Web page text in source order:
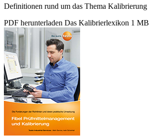
Definitionen rund um das Thema Kalibrierung
PDF herunterladen Das Kalibrierlexikon 1 MB